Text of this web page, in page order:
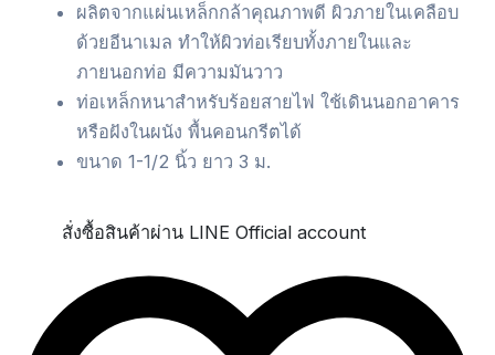
ผลิตจากแผ่นเหล็กกล้าคุณภาพดี ผิวภายในเคลือบ
ด้วยอีนาเมล ทำให้ผิวท่อเรียบทั้งภายในและ
ภายนอกท่อ มีความมันวาว
ท่อเหล็กหนาสำหรับร้อยสายไฟ ใช้เดินนอกอาคาร
หรือฝังในผนัง พื้นคอนกรีตได้
ขนาด 1-1/2 นิ้ว ยาว 3 ม.
สั่งซื้อสินค้าผ่าน LINE Official account